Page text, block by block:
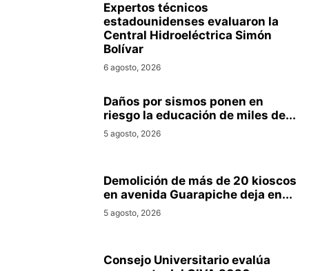
Expertos técnicos
estadounidenses evaluaron la
Central Hidroeléctrica Simón
Bolívar
6 agosto, 2026
Daños por sismos ponen en
riesgo la educación de miles de...
5 agosto, 2026
Demolición de más de 20 kioscos
en avenida Guarapiche deja en...
5 agosto, 2026
Consejo Universitario evalúa